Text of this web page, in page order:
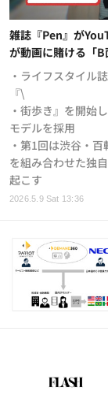
2026.5.9 Sat 13:36
雑誌『Pen』が
が動画に賭ける「
・ライフスタイル
『\
・街歩き』を開始
モデルを採用
・第1回は渋谷・
を組み合わせた独
起こす